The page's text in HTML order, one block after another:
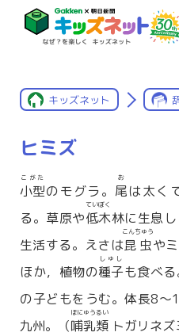
キッズネット
ヒミズ
小型
こがた
のモグラ。 尾
お
は太く
る。草原や低木
ていぼく
林に生息
生活する。えさは昆虫
こんちゅう
や
ほか，植物の種子
しゅし
も食べ
の子どもをうむ。体長8〜
九州。（哺乳類
ほにゅうるい
トガリネズ